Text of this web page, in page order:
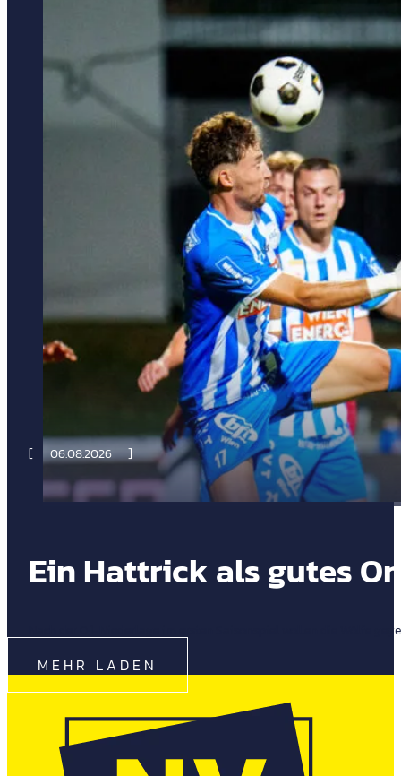
06.08.2026
Ein Hattrick als gutes
Nach der 0:1-Niederlage im ersten Saisonspiel wollen die Wölfe
MEHR LADEN